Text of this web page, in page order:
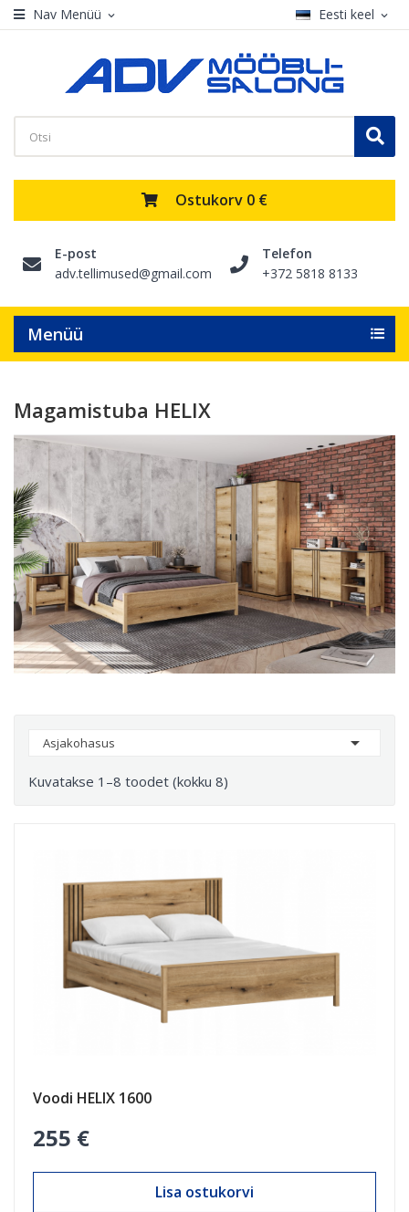
Nav Menüü expand_more Eesti keel expand_more
Ostukorv 0 €
E-post
adv.tellimused@gmail.com
Telefon
+372 5818 8133
Menüü
Magamistuba HELIX
Asjakohasus 
Kuvatakse 1–8 toodet (kokku 8)
Voodi HELIX 1600
255 €
Lisa ostukorvi